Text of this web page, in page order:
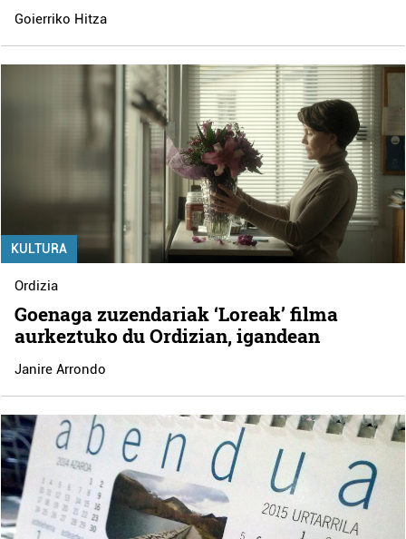
Goierriko Hitza
KULTURA
Ordizia
Goenaga zuzendariak ‘Loreak’ filma
aurkeztuko du Ordizian, igandean
Janire Arrondo